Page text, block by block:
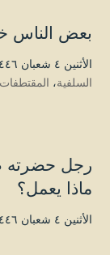
بعض الناس
الأثنين ٤ شعبان ۱٤٤٦ هـ الموافق ۳ فبراير ۲۰۲۵ مـ |
السلفية،
رجل حضرته
ماذا يعمل؟
الأثنين ٤ شعبان ۱٤٤٦ هـ الموافق ۳ فبراير ۲۰۲۵ مـ |